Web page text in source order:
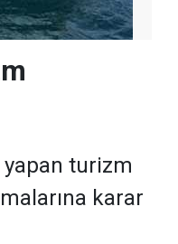
turizm
karar